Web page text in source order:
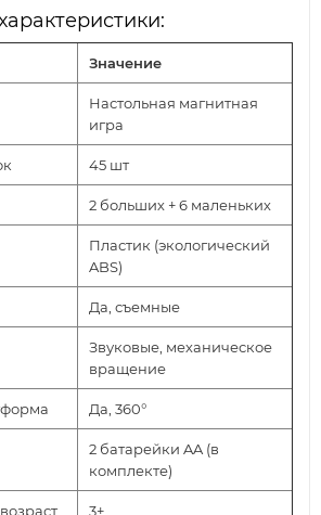
Значение
Настольная магнитная
игра
45 шт
2 больших + 6 маленьких
Пластик (экологический
ABS)
Да, съемные
Звуковые, механическое
вращение
Да, 360°
2 батарейки AA (в
комплекте)
3+